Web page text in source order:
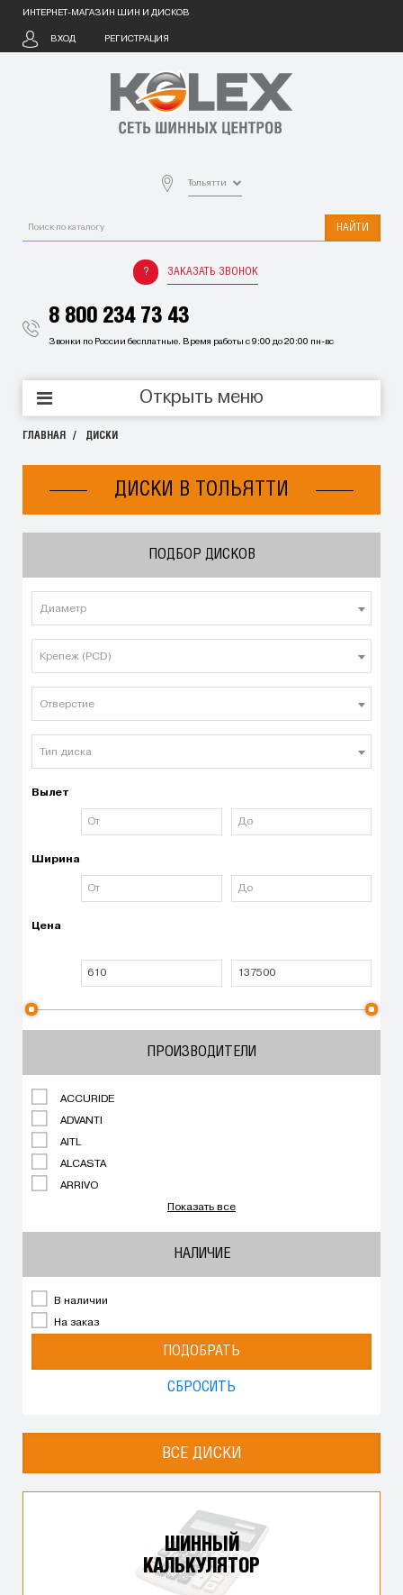
ИНТЕРНЕТ-МАГАЗИН ШИН И ДИСКОВ
ВХОД РЕГИСТРАЦИЯ
Тольятти
НАЙТИ
ЗАКАЗАТЬ ЗВОНОК
8 800 234 73 43
Звонки по России бесплатные. Время работы с 9:00 до 20:00 пн-вс
Открыть меню
ГЛАВНАЯ ДИСКИ
ДИСКИ В ТОЛЬЯТТИ
ПОДБОР ДИСКОВ
Диаметр
Крепеж (PCD)
Отверстие
Тип диска
Вылет
Ширина
Цена
ПРОИЗВОДИТЕЛИ
ACCURIDE
ADVANTI
AITL
ALCASTA
ARRIVO
Показать все
НАЛИЧИЕ
В наличии
На заказ
ПОДОБРАТЬ
СБРОСИТЬ
ВСЕ ДИСКИ
ШИННЫЙ
КАЛЬКУЛЯТОР